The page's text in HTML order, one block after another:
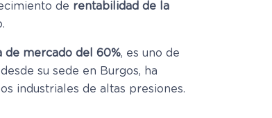
de rentabilidad de la
de mercado del 60%, es uno de
su sede en Burgos, ha
industriales de altas presiones.